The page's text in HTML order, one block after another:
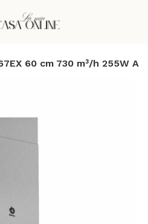
60 cm 730 m³/h 255W A